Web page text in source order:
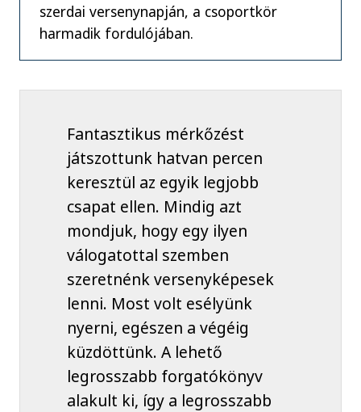
szerdai versenynapján, a csoportkör
harmadik fordulójában.
Fantasztikus mérkőzést
játszottunk hatvan percen
keresztül az egyik legjobb
csapat ellen. Mindig azt
mondjuk, hogy egy ilyen
válogatottal szemben
szeretnénk versenyképesek
lenni. Most volt esélyünk
nyerni, egészen a végéig
küzdöttünk. A lehető
legrosszabb forgatókönyv
alakult ki, így a legrosszabb